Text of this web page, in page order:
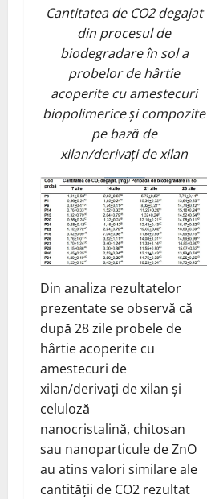
Cantitatea de CO2 degajat
din procesul de
biodegradare în sol a
probelor de hârtie
acoperite cu amestecuri
biopolimerice și compozite
pe bază de
xilan/derivați de xilan
Din analiza rezultatelor
prezentate se observă că
după 28 zile probele de
hârtie acoperite cu
amestecuri de
xilan/derivați de xilan și
celuloză
nanocristalină, chitosan
sau nanoparticule de ZnO
au atins valori similare ale
cantității de CO2 rezultat